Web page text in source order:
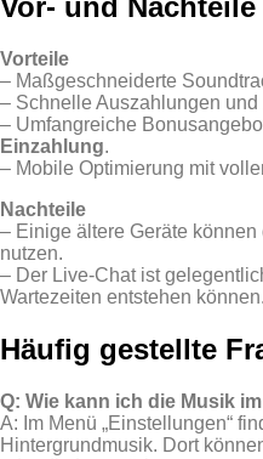
Vor- und
Vorteile
– Maßgeschneiderte
– Schnelle Auszahlungen
– Umfangreiche
Einzahlung.
– Mobile Optimierung mit
Nachteile
– Einige ältere Geräte können
nutzen.
– Der Live‑Chat ist
Wartezeiten entstehen können.
Häufig gestellte
Q: Wie kann ich die Musik
A: Im Menü „Einstellungen“
Hintergrundmusik. Dort